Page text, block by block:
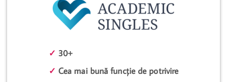
✓ 30+
✓ Cea mai bună funcție de potrivire